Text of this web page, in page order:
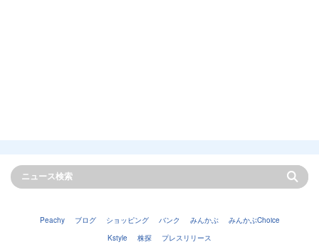
Peachy ブログ ショッピング バンク みんかぶ
みんかぶChoice
Kstyle
株探 プレスリリース